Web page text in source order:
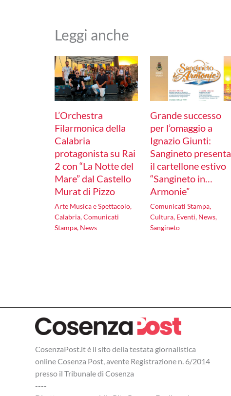
Leggi anche
L’Orchestra
Filarmonica della
Calabria
protagonista su Rai
2 con “La Notte del
Mare” dal Castello
Murat di Pizzo
Arte Musica e Spettacolo,
Calabria,Comunicati
Stampa, News
Grande successo
per l’omaggio a
Ignazio Giunti:
Sangineto presenta
il cartellone estivo
“Sangineto in…
Armonie”
Comunicati Stampa,
Cultura, Eventi, News,
Sangineto
CosenzaPost.it è il sito della testata giornalistica
online Cosenza Post, avente Registrazione n. 6/2014
presso il Tribunale di Cosenza
----